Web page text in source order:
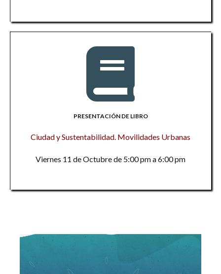
PRESENTACIÓN DE LIBRO
Ciudad y Sustentabilidad. Movilidades Urbanas
Viernes 11 de Octubre de 5:00 pm a 6:00 pm